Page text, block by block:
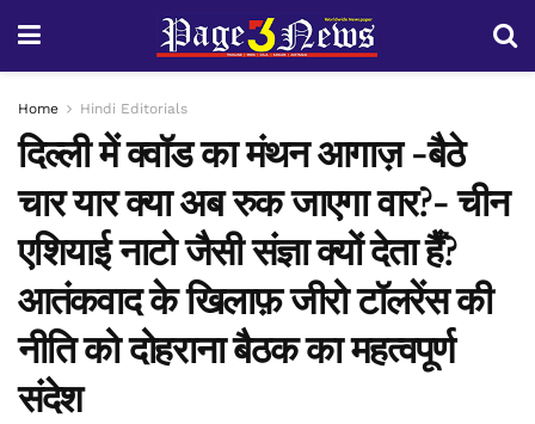
Home Hindi Editorials
दिल्ली में क्वॉड का मंथन आगाज़ -बैठे
चार यार क्या अब रुक जाएगा वार?- चीन
एशियाई नाटो जैसी संज्ञा क्यों देता हैँ?
आतंकवाद के खिलाफ़ जीरो टॉलरेंस की
नीति को दोहराना बैठक का महत्वपूर्ण
संदेश